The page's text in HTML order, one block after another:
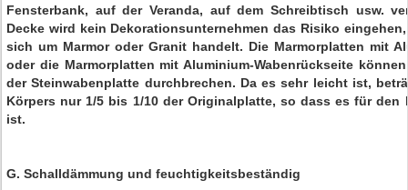
Fensterbank, auf der Veranda, auf dem Schreibtisch usw.
Decke wird kein Dekorationsunternehmen das Risiko
sich um Marmor oder Granit handelt. Die Marmorplatten mit
oder die Marmorplatten mit Aluminium-Wabenrückseite
der Steinwabenplatte durchbrechen. Da es sehr leicht ist,
Körpers nur 1/5 bis 1/10 der Originalplatte, so dass es für den
ist.
G. Schalldämmung und feuchtigkeitsbeständig